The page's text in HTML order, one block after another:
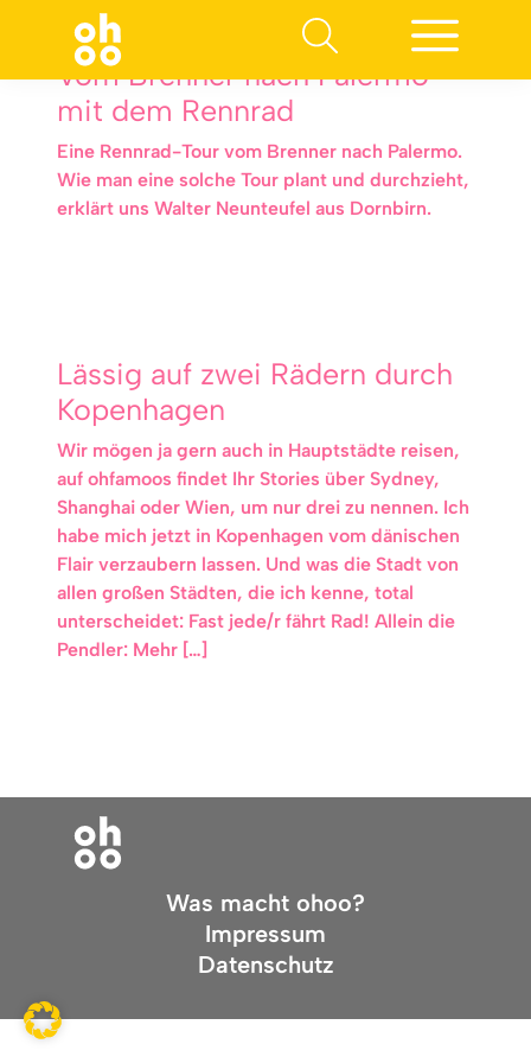
Vom Brenner nach Palermo
mit dem Rennrad
Eine Rennrad-Tour vom Brenner nach Palermo.
Wie man eine solche Tour plant und durchzieht,
erklärt uns Walter Neunteufel aus Dornbirn.
Lässig auf zwei Rädern durch
Kopenhagen
Wir mögen ja gern auch in Hauptstädte reisen,
auf ohfamoos findet Ihr Stories über Sydney,
Shanghai oder Wien, um nur drei zu nennen. Ich
habe mich jetzt in Kopenhagen vom dänischen
Flair verzaubern lassen. Und was die Stadt von
allen großen Städten, die ich kenne, total
unterscheidet: Fast jede/r fährt Rad! Allein die
Pendler: Mehr […]
Was macht ohoo?
Impressum
Datenschutz